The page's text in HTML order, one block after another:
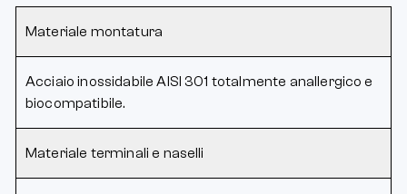
Materiale montatura
Acciaio inossidabile AISI 301 totalmente anallergico e
biocompatibile.
Materiale terminali e naselli